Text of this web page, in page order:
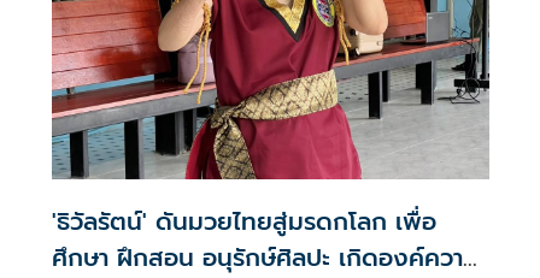
'ธิวัลรัตน์' ดันมวยไทยสู่มรดกโลก เพื่อ
ศึกษา ฝึกสอน อนุรักษ์ศิลปะ เกิดองค์ความ